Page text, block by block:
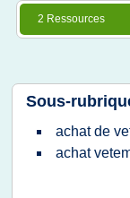
2 Ressources
Sous-
achatde
achat